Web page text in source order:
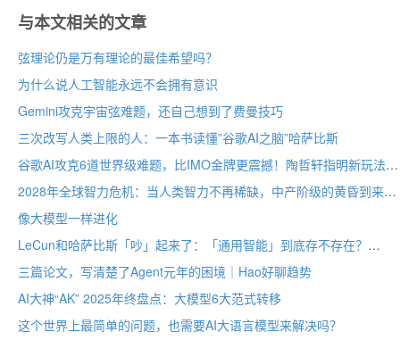
与本文相关的文章
弦理论仍是万有理论的最佳希望吗？
为什么说人工智能永远不会拥有意识
Gemini攻克宇宙弦难题，还自己想到了费曼技巧
三次改写人类上限的人：一本书读懂”谷歌AI之脑”哈萨比斯
谷歌AI攻克6道世界级难题，比IMO金牌更震撼！陶哲轩指明新玩法
2028年全球智力危机：当人类智力不再稀缺，中产阶级的黄昏到来？
像大模型一样进化
LeCun和哈萨比斯「吵」起来了：「通用智能」到底存不存在？
三篇论文，写清楚了Agent元年的困境｜Hao好聊趋势
AI大神“AK” 2025年终盘点：大模型6大范式转移
这个世界上最简单的问题，也需要AI大语言模型来解决吗？